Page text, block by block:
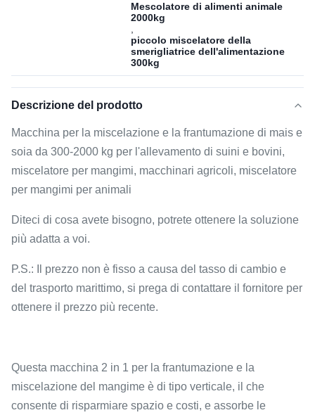
Mescolatore di alimenti animale
2000kg
piccolo miscelatore della
smerigliatrice dell'alimentazione
300kg
Descrizione del prodotto
Macchina per la miscelazione e la frantumazione di mais e
soia da 300-2000 kg per l'allevamento di suini e bovini,
miscelatore per mangimi, macchinari agricoli, miscelatore
per mangimi per animali
Diteci di cosa avete bisogno, potrete ottenere la soluzione
più adatta a voi.
P.S.: Il prezzo non è fisso a causa del tasso di cambio e
del trasporto marittimo, si prega di contattare il fornitore per
ottenere il prezzo più recente.
Questa macchina 2 in 1 per la frantumazione e la
miscelazione del mangime è di tipo verticale, il che
consente di risparmiare spazio e costi, e assorbe le